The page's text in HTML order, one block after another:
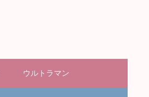
ウルトラマン